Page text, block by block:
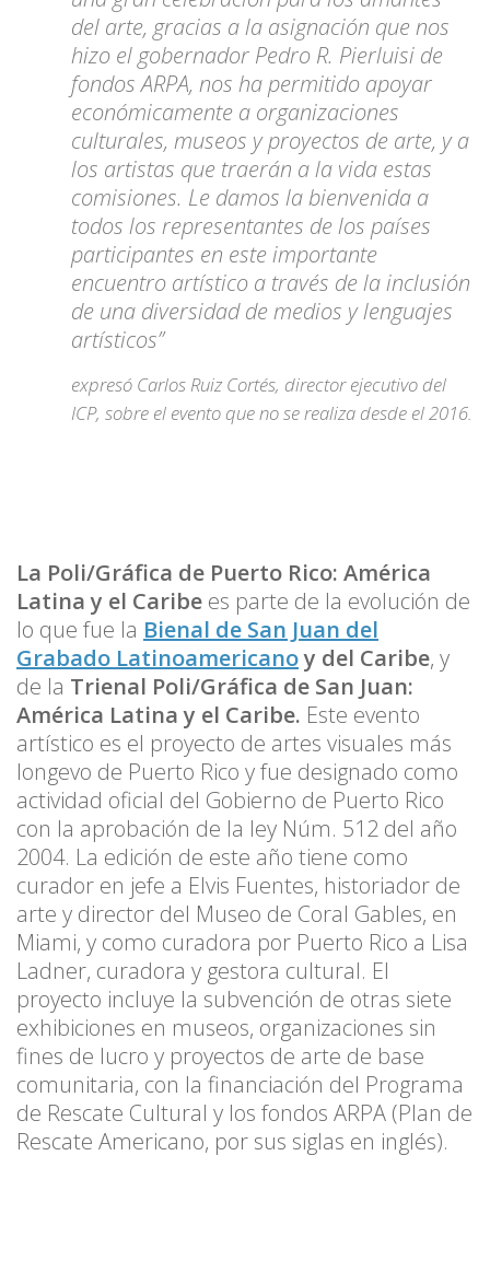
del arte, gracias a la asignación que nos
hizo el gobernador Pedro R. Pierluisi de
fondos ARPA, nos ha permitido apoyar
económicamente a organizaciones
culturales, museos y proyectos de arte, y a
los artistas que traerán a la vida estas
comisiones. Le damos la bienvenida a
todos los representantes de los países
participantes en este importante
encuentro artístico a través de la inclusión
de una diversidad de medios y lenguajes
artísticos”
expresó Carlos Ruiz Cortés, director ejecutivo del
ICP, sobre el evento que no se realiza desde el 2016.
La Poli/Gráfica de Puerto Rico: América
Latina y el Caribe es parte de la evolución de
lo que fue la Bienal de San Juan del
Grabado Latinoamericanoy del Caribe, y
de la Trienal Poli/Gráfica de San Juan:
América Latina y el Caribe. Este evento
artístico es el proyecto de artes visuales más
longevo de Puerto Rico y fue designado como
actividad oficial del Gobierno de Puerto Rico
con la aprobación de la ley Núm. 512 del año
2004. La edición de este año tiene como
curador en jefe a Elvis Fuentes, historiador de
arte y director del Museo de Coral Gables, en
Miami, y como curadora por Puerto Rico a Lisa
Ladner, curadora y gestora cultural. El
proyecto incluye la subvención de otras siete
exhibiciones en museos, organizaciones sin
fines de lucro y proyectos de arte de base
comunitaria, con la financiación del Programa
de Rescate Cultural y los fondos ARPA (Plan de
Rescate Americano, por sus siglas en inglés).